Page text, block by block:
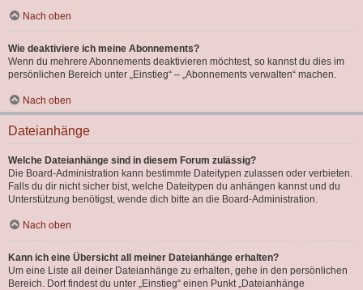
Nach oben
Wie deaktiviere ich meine Abonnements?
Wenn du mehrere Abonnements deaktivieren möchtest, so kannst du dies im
persönlichen Bereich unter „Einstieg“ – „Abonnements verwalten“ machen.
Nach oben
Dateianhänge
Welche Dateianhänge sind in diesem Forum zulässig?
Die Board-Administration kann bestimmte Dateitypen zulassen oder verbieten.
Falls du dir nicht sicher bist, welche Dateitypen du anhängen kannst und du
Unterstützung benötigst, wende dich bitte an die Board-Administration.
Nach oben
Kann ich eine Übersicht all meiner Dateianhänge erhalten?
Um eine Liste all deiner Dateianhänge zu erhalten, gehe in den persönlichen
Bereich. Dort findest du unter „Einstieg“ einen Punkt „Dateianhänge